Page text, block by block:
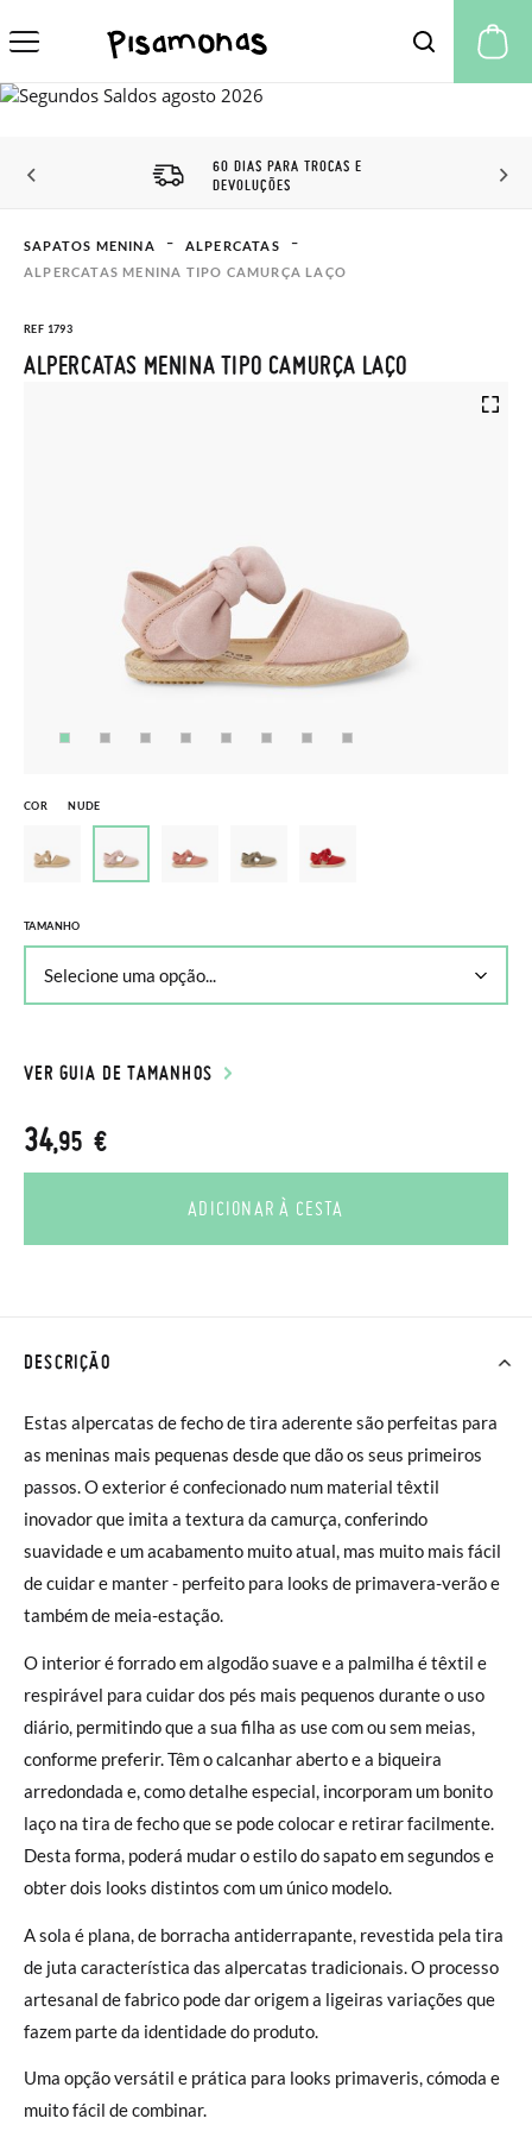
60 DIAS PARA TROCAS E
DEVOLUÇÕES
SAPATOS MENINA
ALPERCATAS
ALPERCATAS MENINA TIPO CAMURÇA LAÇO
REF 1793
ALPERCATAS MENINA TIPO CAMURÇA LAÇO
COR NUDE
TAMANHO
VER GUIA DE TAMANHOS
34,95 €
ADICIONAR À CESTA
DESCRIÇÃO
Estas alpercatas de fecho de tira aderente são perfeitas para
as meninas mais pequenas desde que dão os seus primeiros
passos. O exterior é confecionado num material têxtil
inovador que imita a textura da camurça, conferindo
suavidade e um acabamento muito atual, mas muito mais fácil
de cuidar e manter - perfeito para looks de primavera-verão e
também de meia-estação.
O interior é forrado em algodão suave e a palmilha é têxtil e
respirável para cuidar dos pés mais pequenos durante o uso
diário, permitindo que a sua filha as use com ou sem meias,
conforme preferir. Têm o calcanhar aberto e a biqueira
arredondada e, como detalhe especial, incorporam um bonito
laço na tira de fecho que se pode colocar e retirar facilmente.
Desta forma, poderá mudar o estilo do sapato em segundos e
obter dois looks distintos com um único modelo.
A sola é plana, de borracha antiderrapante, revestida pela tira
de juta característica das alpercatas tradicionais. O processo
artesanal de fabrico pode dar origem a ligeiras variações que
fazem parte da identidade do produto.
Uma opção versátil e prática para looks primaveris, cómoda e
muito fácil de combinar.